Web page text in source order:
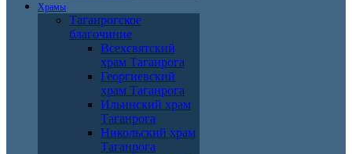
Храмы
Таганрогское
благочиние
Всехсвятский
храм Таганрога
Георгиевский
храм Таганрога
Ильинский храм
Таганрога
Никольский храм
Таганрога